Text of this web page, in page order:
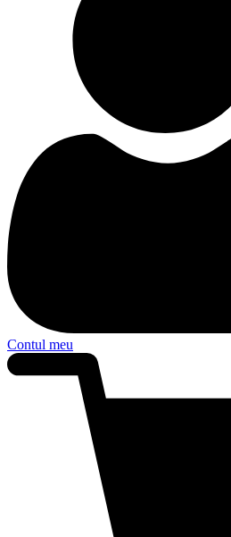
Contul meu